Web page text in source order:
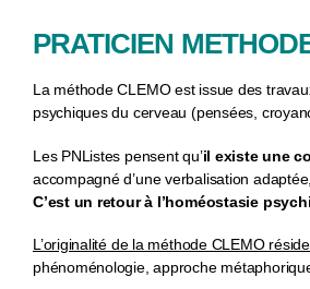
PRATICIEN
La méthode CLEMO est issue des
psychiques du cerveau (pensées,
Les PNListes pensent qu’il existe une
accompagné d’une verbalisation adaptée,
C’est un retour à l’homéostasie
L’originalité de la méthode CLEMO
phénoménologie, approche